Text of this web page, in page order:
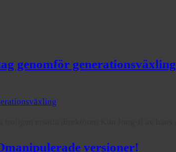
genomför generationsväxling
versioner!